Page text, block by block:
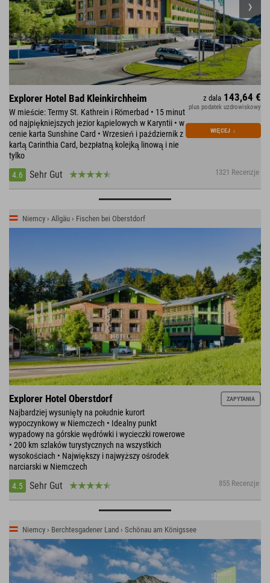
Explorer Hotel Bad Kleinkirchheim
W mieście: Termy St. Kathrein i Römerbad • 15 minut
od najpiękniejszych jezior kąpielowych w Karyntii • w
cenie karta Sunshine Card • Wrzesień i październik z
kartą Carinthia Card, bezpłatną kolejką linową i nie
tylko
4.6
Sehr Gut 1321 Recenzje
z dala 143,64 €
plus podatek uzdrowiskowy
WIĘCEJ ↓
Niemcy › Allgäu › Fischen bei Oberstdorf
Explorer Hotel Oberstdorf
Najbardziej wysunięty na południe kurort
wypoczynkowy w Niemczech • Idealny punkt
wypadowy na górskie wędrówki i wycieczki rowerowe
• 200 km szlaków turystycznych na wszystkich
wysokościach • Największy i najwyższy ośrodek
narciarski w Niemczech
4.5
Sehr Gut 855 Recenzje
ZAPYTANIA
Niemcy › Berchtesgadener Land › Schönau am Königssee